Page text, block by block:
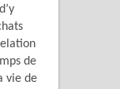
de
vie de